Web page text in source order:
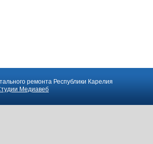
ремонта Республики Карелия
Медиавеб